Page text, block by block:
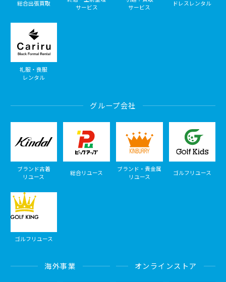
総合出張買取
サービス
サービス
ドレスレンタル
礼服・喪服
レンタル
グループ会社
ブランド古着
リユース
総合リユース
ブランド・貴金属
リユース
ゴルフリユース
ゴルフリユース
海外事業 オンラインストア